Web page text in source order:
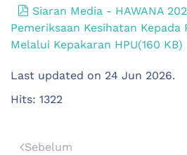
pdf
Siaran Media - HAWANA
Pemeriksaan Kesihatan Kepada
Melalui Kepakaran HPU(160 KB)
Last updated on 24 Jun 2026.
Hits: 1322
Sebelum